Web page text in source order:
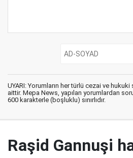
UYARI: Yorumların her türlü cezai ve
aittir. Mepa News, yapılan yorumlardan
600 karakterle (boşluklu) sınırlıdır.
Raşid Gannuşi